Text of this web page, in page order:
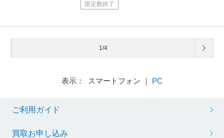
限定数終了
1/4
表示： スマートフォン ｜ PC
ご利用ガイド
買取お申し込み